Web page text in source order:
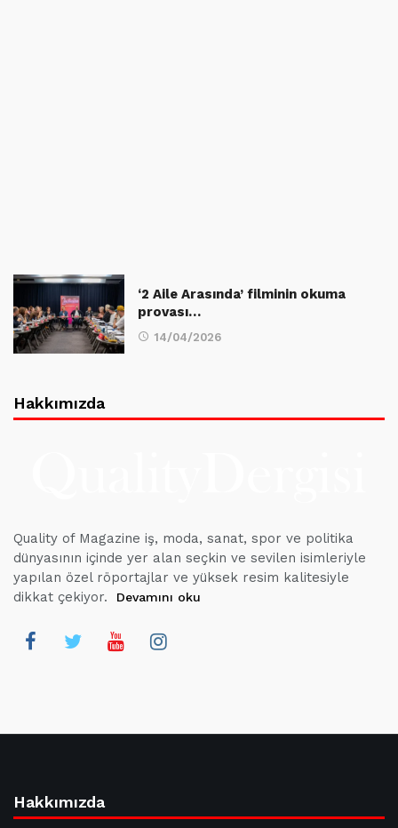
‘2 Aile Arasında’ filminin okuma
provası…
14/04/2026
Hakkımızda
Quality of Magazine iş, moda, sanat, spor ve politika
dünyasının içinde yer alan seçkin ve sevilen isimleriyle
yapılan özel röportajlar ve yüksek resim kalitesiyle
dikkat çekiyor.
Devamını oku
Hakkımızda